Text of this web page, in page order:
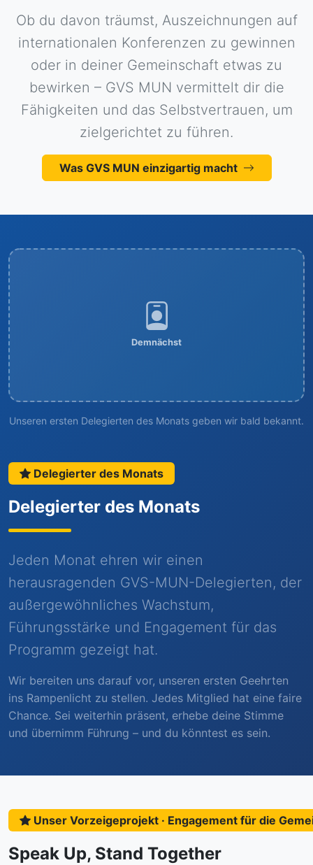
Ob du davon träumst, Auszeichnungen auf
internationalen Konferenzen zu gewinnen
oder in deiner Gemeinschaft etwas zu
bewirken – GVS MUN vermittelt dir die
Fähigkeiten und das Selbstvertrauen, um
zielgerichtet zu führen.
Was GVS MUN einzigartig macht
Demnächst
Unseren ersten Delegierten des Monats geben wir bald bekannt.
Delegierter des Monats
Delegierter des Monats
Jeden Monat ehren wir einen
herausragenden GVS-MUN-Delegierten, der
außergewöhnliches Wachstum,
Führungsstärke und Engagement für das
Programm gezeigt hat.
Wir bereiten uns darauf vor, unseren ersten Geehrten
ins Rampenlicht zu stellen. Jedes Mitglied hat eine faire
Chance. Sei weiterhin präsent, erhebe deine Stimme
und übernimm Führung – und du könntest es sein.
Unser Vorzeigeprojekt · Engagement für die
Speak Up, Stand Together